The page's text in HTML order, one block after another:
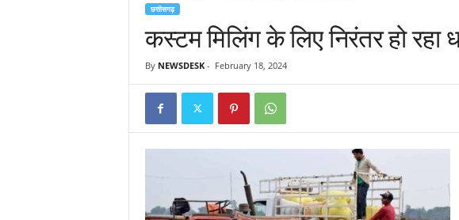
छत्तीसगढ़
कस्टम मिलिंग के लिए निरंतर हो रहा
By NEWSDESK- February 18, 2024